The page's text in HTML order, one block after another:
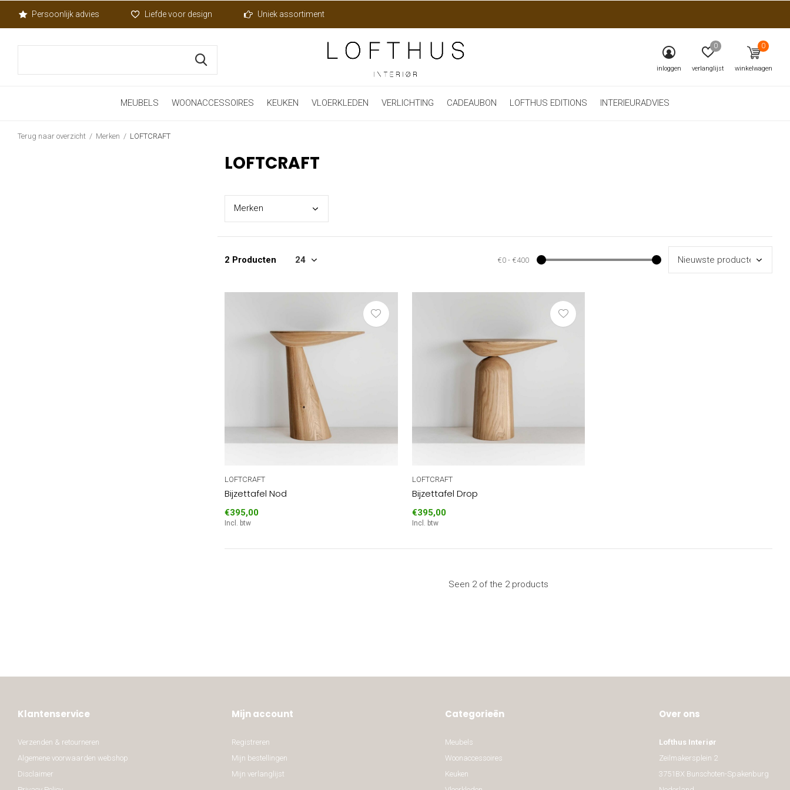
MEUBELS WOONACCESSOIRES KEUKEN VLOERKLEDEN VERLICHTING CADEAUBON LOFTHUS EDITIONS INTERIEURADVIES
inloggen verlanglijst
0
winkelwagen
0
Persoonlijk advies Liefde voor design Uniek assortiment
Terug naar overzicht Merken LOFTCRAFT
LOFTCRAFT
Merken
2 Producten €0 - €400
LOFTCRAFT
Bijzettafel Nod
€395,00
Incl. btw
LOFTCRAFT
Bijzettafel Drop
€395,00
Incl. btw
Seen 2 of the 2 products
Klantenservice
Verzenden & retourneren
Algemene voorwaarden webshop
Disclaimer
Mijn account
Registreren
Mijn bestellingen
Mijn verlanglijst
Categorieën
Meubels
Woonaccessoires
Keuken
Over ons
Lofthus Interiør
Zeilmakersplein 2
3751BX Bunschoten-Spakenburg